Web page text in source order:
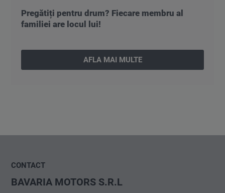
Pregătiți pentru drum? Fiecare membru al
familiei are locul lui!
AFLA MAI MULTE
CONTACT
BAVARIA MOTORS S.R.L